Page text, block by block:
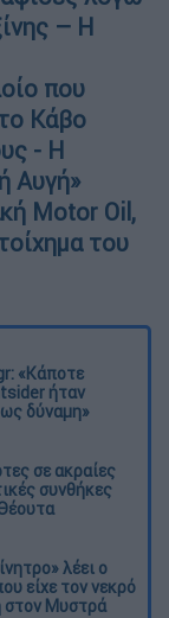
– Η
που
Κάβο
- Η
Αυγή»
Motor Oil,
του
«Κάποτε
ήταν
δύναμη»
σε ακραίες
συνθήκες
λέει ο
είχε τον νεκρό
στον Μυστρά